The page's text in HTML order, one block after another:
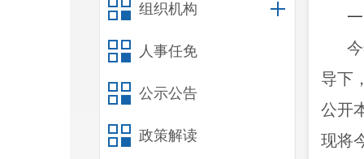
组织机构
人事任免
公示公告
政策解读
导下
公开
现将